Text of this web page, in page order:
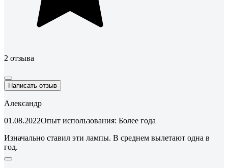
2 отзыва
Написать отзыв
Александр
01.08.2022Опыт использования: Более года
Изначально ставил эти лампы. В среднем вылетают одна в
год.